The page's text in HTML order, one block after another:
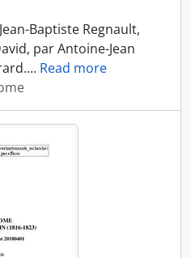
Baptiste Regnault,
par Antoine-Jean
… Read more